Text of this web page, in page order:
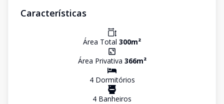
Características
Área Total 300m²
Área Privativa 366m²
4Dormitórios
4 Banheiros